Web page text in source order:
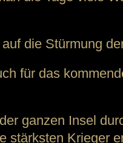
die Stürmung
für das
ganzen Insel
stärksten Krieger